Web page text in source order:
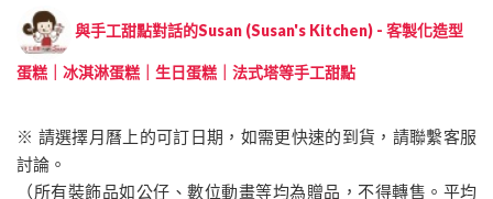
與手工甜點對話的Susan (Susan's Kitchen) - 客製化造型
蛋糕｜冰淇淋蛋糕｜生日蛋糕｜法式塔等手工甜點
※ 請選擇月曆上的可訂日期，如需更快速的到貨，請聯繫客服
討論。
（所有裝飾品如公仔、數位動畫等均為贈品，不得轉售。平均